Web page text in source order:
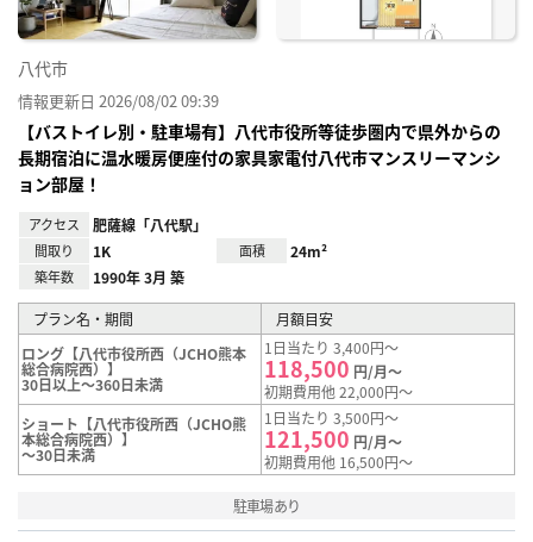
八代市
情報更新日 2026/08/02 09:39
【バストイレ別・駐車場有】八代市役所等徒歩圏内で県外からの
長期宿泊に温水暖房便座付の家具家電付八代市マンスリーマンシ
ョン部屋！
アクセス 肥薩線「八代駅」
間取り 1K 面積 24m²
築年数 1990年 3月 築
プラン名・期間
月額目安
ロング【八代市役所西（JCHO熊本
総合病院西）】
30日以上～360日未満
1日当たり 3,400円～
118,500 円/月～
初期費用他 22,000円～
ショート【八代市役所西（JCHO熊
本総合病院西）】
～30日未満
1日当たり 3,500円～
121,500 円/月～
初期費用他 16,500円～
駐車場あり